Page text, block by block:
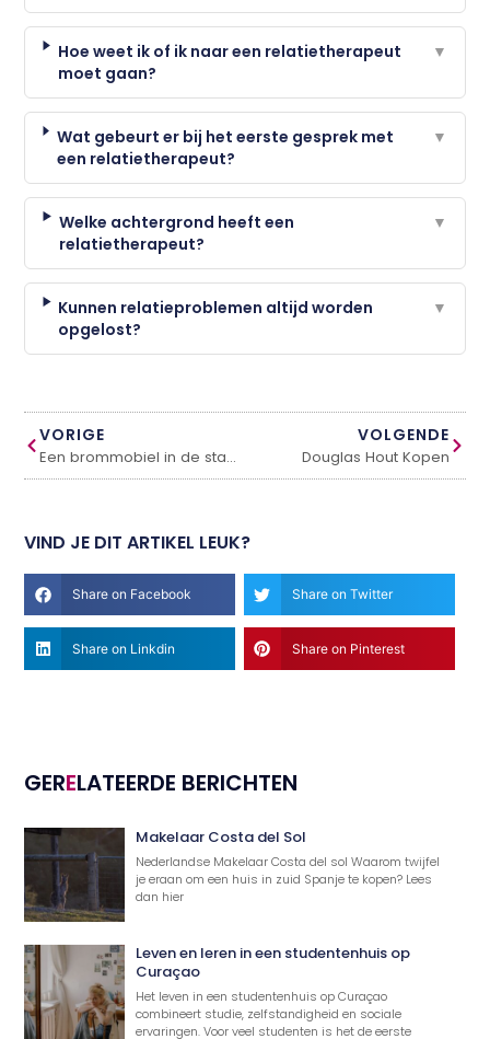
Hoe weet ik of ik naar een relatietherapeut
moet gaan?
▼
Wat gebeurt er bij het eerste gesprek met
een relatietherapeut?
▼
Welke achtergrond heeft een
relatietherapeut?
▼
Kunnen relatieproblemen altijd worden
opgelost?
▼
VORIGE
Een brommobiel in de stad Utrecht
VOLGENDE
Douglas Hout Kopen
VIND JE DIT ARTIKEL LEUK?
Share on Facebook Share on Twitter
Share on Linkdin Share on Pinterest
GERELATEERDE BERICHTEN
Makelaar Costa del Sol
Nederlandse Makelaar Costa del sol Waarom twijfel
je eraan om een huis in zuid Spanje te kopen? Lees
dan hier
Leven en leren in een studentenhuis op
Curaçao
Het leven in een studentenhuis op Curaçao
combineert studie, zelfstandigheid en sociale
ervaringen. Voor veel studenten is het de eerste